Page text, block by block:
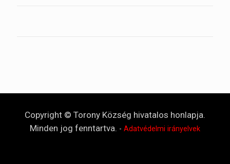
Copyright © Torony Község hivatalos honlapja.
Minden jog fenntartva. - Adatvédelmi irányelvek